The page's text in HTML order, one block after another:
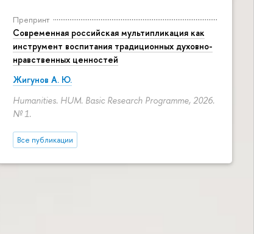
Препринт
Современная российская мультипликация как
инструмент воспитания традиционных духовно-
нравственных ценностей
Жигунов А. Ю.
Humanities. HUM. Basic Research Programme, 2026.
№ 1.
Все публикации